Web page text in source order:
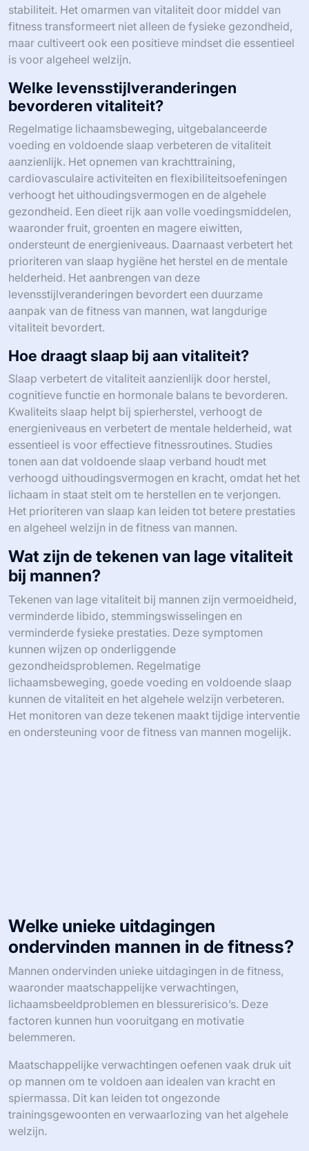
stabiliteit. Het omarmen van vitaliteit door middel van
fitness transformeert niet alleen de fysieke gezondheid,
maar cultiveert ook een positieve mindset die essentieel
is voor algeheel welzijn.
Welke levensstijlveranderingen
bevorderen vitaliteit?
Regelmatige lichaamsbeweging, uitgebalanceerde
voeding en voldoende slaap verbeteren de vitaliteit
aanzienlijk. Het opnemen van krachttraining,
cardiovasculaire activiteiten en flexibiliteitsoefeningen
verhoogt het uithoudingsvermogen en de algehele
gezondheid. Een dieet rijk aan volle voedingsmiddelen,
waaronder fruit, groenten en magere eiwitten,
ondersteunt de energieniveaus. Daarnaast verbetert het
prioriteren van slaap hygiëne het herstel en de mentale
helderheid. Het aanbrengen van deze
levensstijlveranderingen bevordert een duurzame
aanpak van de fitness van mannen, wat langdurige
vitaliteit bevordert.
Hoe draagt slaap bij aan vitaliteit?
Slaap verbetert de vitaliteit aanzienlijk door herstel,
cognitieve functie en hormonale balans te bevorderen.
Kwaliteits slaap helpt bij spierherstel, verhoogt de
energieniveaus en verbetert de mentale helderheid, wat
essentieel is voor effectieve fitnessroutines. Studies
tonen aan dat voldoende slaap verband houdt met
verhoogd uithoudingsvermogen en kracht, omdat het het
lichaam in staat stelt om te herstellen en te verjongen.
Het prioriteren van slaap kan leiden tot betere prestaties
en algeheel welzijn in de fitness van mannen.
Wat zijn de tekenen van lage vitaliteit
bij mannen?
Tekenen van lage vitaliteit bij mannen zijn vermoeidheid,
verminderde libido, stemmingswisselingen en
verminderde fysieke prestaties. Deze symptomen
kunnen wijzen op onderliggende
gezondheidsproblemen. Regelmatige
lichaamsbeweging, goede voeding en voldoende slaap
kunnen de vitaliteit en het algehele welzijn verbeteren.
Het monitoren van deze tekenen maakt tijdige interventie
en ondersteuning voor de fitness van mannen mogelijk.
Welke unieke uitdagingen
ondervinden mannen in de fitness?
Mannen ondervinden unieke uitdagingen in de fitness,
waaronder maatschappelijke verwachtingen,
lichaamsbeeldproblemen en blessurerisico’s. Deze
factoren kunnen hun vooruitgang en motivatie
belemmeren.
Maatschappelijke verwachtingen oefenen vaak druk uit
op mannen om te voldoen aan idealen van kracht en
spiermassa. Dit kan leiden tot ongezonde
trainingsgewoonten en verwaarlozing van het algehele
welzijn.